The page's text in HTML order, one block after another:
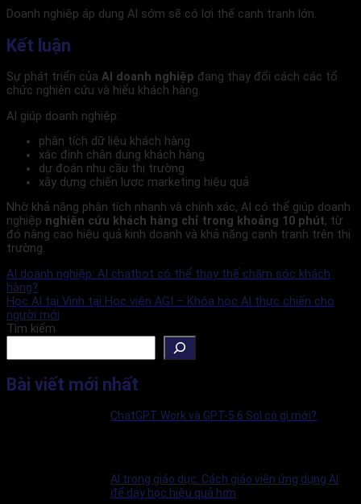
Doanh nghiệp áp dụng AI sớm sẽ có lợi thế cạnh tranh lớn.
Kết luận
Sự phát triển của AI doanh nghiệp đang thay đổi cách các tổ
chức nghiên cứu và hiểu khách hàng.
AI giúp doanh nghiệp:
phân tích dữ liệu khách hàng
xác định chân dung khách hàng
dự đoán nhu cầu thị trường
xây dựng chiến lược marketing hiệu quả
Nhờ khả năng phân tích nhanh và chính xác, AI có thể giúp doanh
nghiệp nghiên cứu khách hàng chỉ trong khoảng 10 phút, từ
đó nâng cao hiệu quả kinh doanh và khả năng cạnh tranh trên thị
trường.
AI doanh nghiệp: AI chatbot có thể thay thế chăm sóc khách
hàng?
Học AI tại Vinh tại Học viện AGI – Khóa học AI thực chiến cho
người mới
Tìm kiếm
Bài viết mới nhất
ChatGPT Work và GPT-5.6 Sol có gì mới?
AI trong giáo dục: Cách giáo viên ứng dụng AI
để dạy học hiệu quả hơn